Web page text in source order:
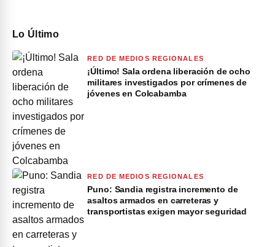
Lo Último
RED DE MEDIOS REGIONALES
¡Último! Sala ordena liberación de ocho
militares investigados por crímenes de
jóvenes en Colcabamba
RED DE MEDIOS REGIONALES
Puno: Sandia registra incremento de
asaltos armados en carreteras y
transportistas exigen mayor seguridad